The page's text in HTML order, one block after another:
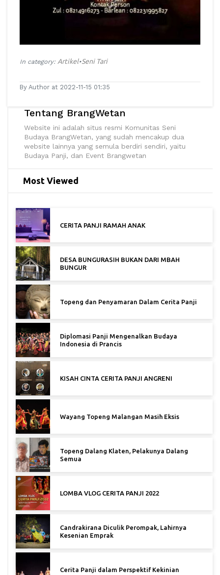
In category: Artikel•Seni Tari
By Author at 2022-11-15 01:35
Tentang BrangWetan
Website ini adalah situs resmi Komunitas Seni
Budaya BrangWetan, yang sudah mencakup dua
website lainnya yang semula berdiri sendiri, yaitu
Budaya Panji, dan Event Brangwetan
Most Viewed
CERITA PANJI RAMAH ANAK
DESA BUNGURASIH BUKAN DARI MBAH
BUNGUR
Topeng dan Penyamaran Dalam Cerita Panji
Diplomasi Panji Mengenalkan Budaya
Indonesia di Prancis
KISAH CINTA CERITA PANJI ANGRENI
Wayang Topeng Malangan Masih Eksis
Topeng Dalang Klaten, Pelakunya Dalang
Semua
LOMBA VLOG CERITA PANJI 2022
Candrakirana Diculik Perompak, Lahirnya
Kesenian Emprak
Cerita Panji dalam Perspektif Kekinian